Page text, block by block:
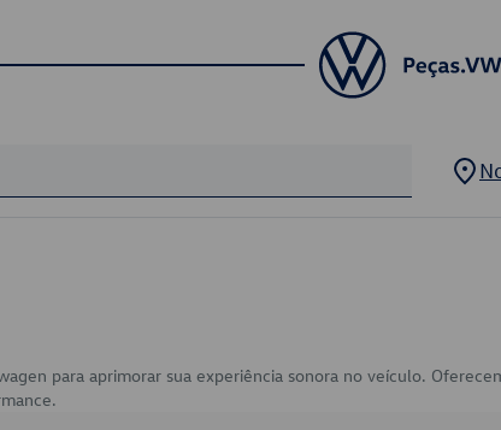
para aprimorar sua experiência sonora no veículo.